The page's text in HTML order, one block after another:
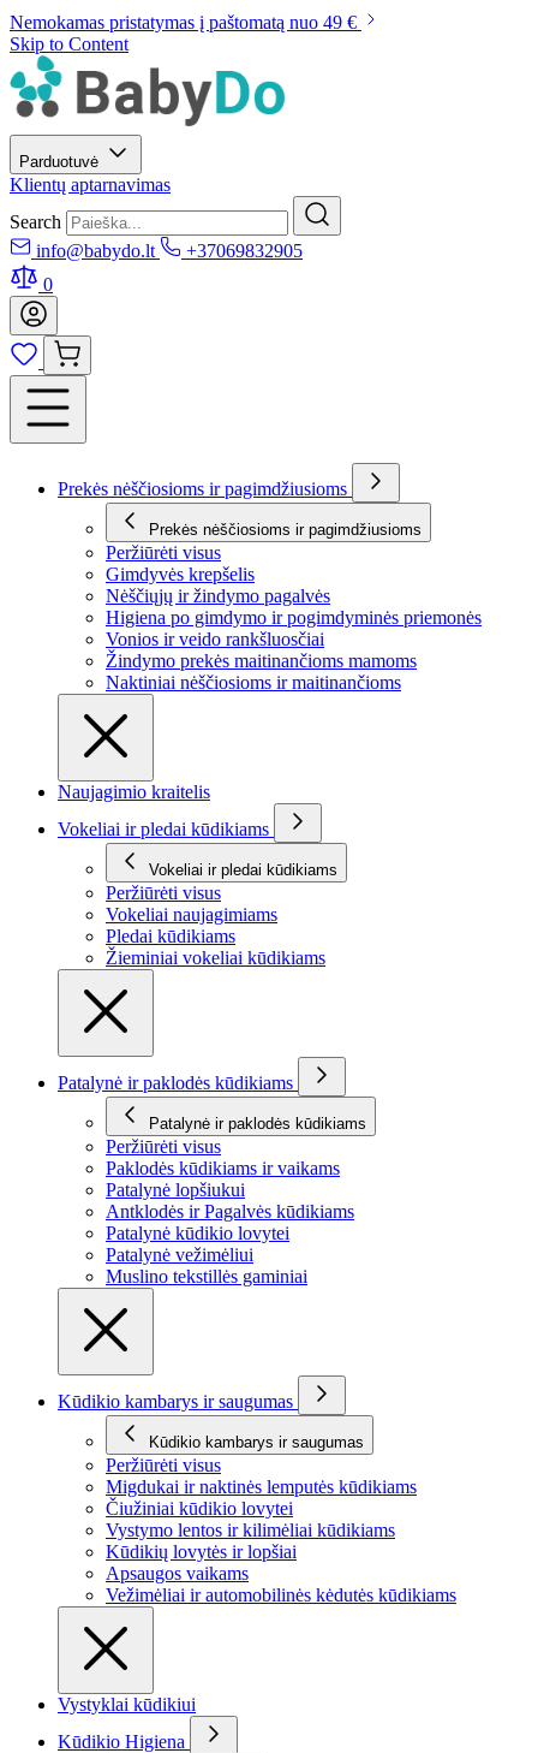
Nemokamas pristatymas į paštomatą nuo 49 €
Skip to Content
Parduotuvė
Klientų aptarnavimas
Search
info@babydo.lt
+37069832905
0
Prekės nėščiosioms ir pagimdžiusioms
Prekės nėščiosioms ir pagimdžiusioms
Peržiūrėti visus
Gimdyvės krepšelis
Nėščiųjų ir žindymo pagalvės
Higiena po gimdymo ir pogimdyminės priemonės
Vonios ir veido rankšluosčiai
Žindymo prekės maitinančioms mamoms
Naktiniai nėščiosioms ir maitinančioms
Naujagimio kraitelis
Vokeliai ir pledai kūdikiams
Vokeliai ir pledai kūdikiams
Peržiūrėti visus
Vokeliai naujagimiams
Pledai kūdikiams
Žieminiai vokeliai kūdikiams
Patalynė ir paklodės kūdikiams
Patalynė ir paklodės kūdikiams
Peržiūrėti visus
Paklodės kūdikiams ir vaikams
Patalynė lopšiukui
Antklodės ir Pagalvės kūdikiams
Patalynė kūdikio lovytei
Patalynė vežimėliui
Muslino tekstillės gaminiai
Kūdikio kambarys ir saugumas
Kūdikio kambarys ir saugumas
Peržiūrėti visus
Migdukai ir naktinės lemputės kūdikiams
Čiužiniai kūdikio lovytei
Vystymo lentos ir kilimėliai kūdikiams
Kūdikių lovytės ir lopšiai
Apsaugos vaikams
Vežimėliai ir automobilinės kėdutės kūdikiams
Vystyklai kūdikiui
Kūdikio Higiena